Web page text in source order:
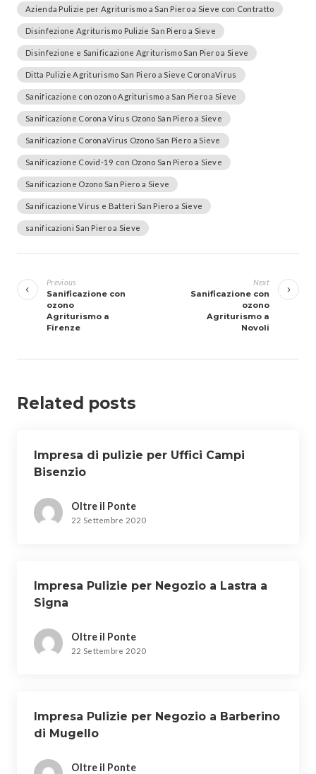
Azienda Pulizie per Agriturismo a San Piero a Sieve con Contratto
Disinfezione Agriturismo Pulizie San Piero a Sieve
Disinfezione e Sanificazione Agriturismo San Piero a Sieve
Ditta Pulizie Agriturismo San Piero a Sieve CoronaVirus
Sanificazione con ozono Agriturismo a San Piero a Sieve
Sanificazione Corona Virus Ozono San Piero a Sieve
Sanificazione CoronaVirus Ozono San Piero a Sieve
Sanificazione Covid-19 con Ozono San Piero a Sieve
Sanificazione Ozono San Piero a Sieve
Sanificazione Virus e Batteri San Piero a Sieve
sanificazioni San Piero a Sieve
articoli
Previous
Sanificazione con
ozono
Agriturismo a
Firenze
Next
Sanificazione con
ozono
Agriturismo a
Novoli
Related posts
Impresa di pulizie per Uffici Campi
Bisenzio
Oltre il Ponte
22 Settembre 2020
Impresa Pulizie per Negozio a Lastra a
Signa
Oltre il Ponte
22 Settembre 2020
Impresa Pulizie per Negozio a Barberino
di Mugello
Oltre il Ponte